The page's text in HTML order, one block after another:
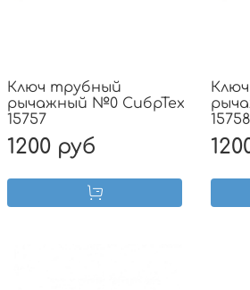
Ключ трубный
рычажный №0 СибрТех
15757
1200 руб
15758